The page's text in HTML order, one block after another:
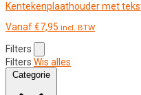
Kentekenplaathouder met
Vanaf€7,95 incl. BTW
Filters
Filters Wis alles
Categorie